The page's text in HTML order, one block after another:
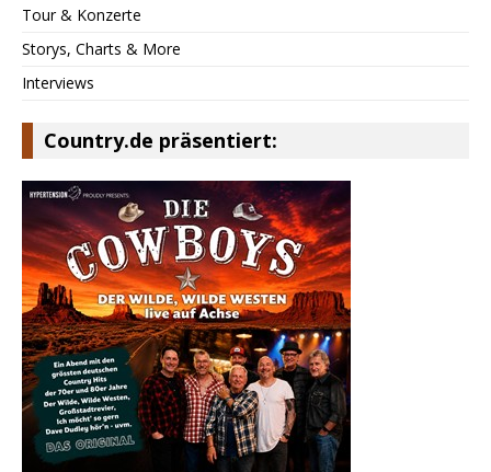
Tour & Konzerte
Storys, Charts & More
Interviews
Country.de präsentiert: